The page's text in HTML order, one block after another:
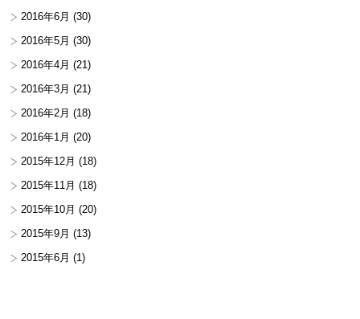
2016年6月 (30)
2016年5月 (30)
2016年4月 (21)
2016年3月 (21)
2016年2月 (18)
2016年1月 (20)
2015年12月 (18)
2015年11月 (18)
2015年10月 (20)
2015年9月 (13)
2015年6月 (1)